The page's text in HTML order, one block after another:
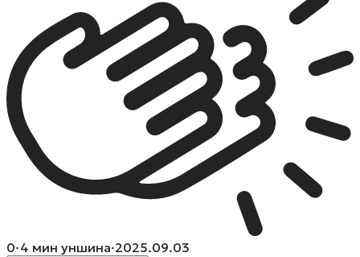
0·4 мин уншина·2025.09.03